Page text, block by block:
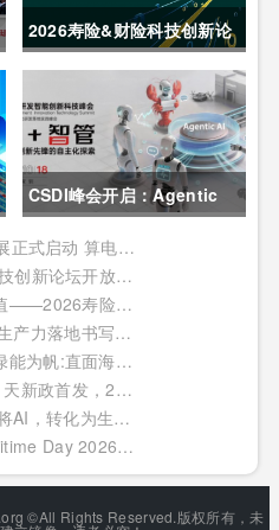
2026寿险&财险科技创新论
坛圆满举办
CSDI峰会开启：Agentic
AI 落地应用的黄金期，智能
系统重塑生产力
CDCE2026国际数据中心展正式启动 算电协同驱动产业升级 搭建全球合作平台
破局者集结：2026保险科技创新论坛开放“数智共生”最佳实践案例征集
数智共生，重塑保险新价值——2026寿险&财险科技创新论坛即将启幕
CDIE2026 圆满收官 以AI生产力落地书写数字化转型新答卷
【匠歆出品】安全为锚，绿能为帆:直面海事网络安全与绿色航运的双重挑战@The ArtiMaritime Day 2026匠歆海事攻坚日 | 5月29日·上海
TLS/SSL 证书有效期 200 天新政首发，2026 亚数TrustAsia CaaS 2.0 发布会邀您见证！
倒计时42天！CDIE2026“将AI，转化为生产力”峰会启幕在即！
【匠歆出品】The ArtiMaritime Day 2026匠歆海事攻坚日 | 5月28日·上海
©All Rights Reserved.版权所有，未